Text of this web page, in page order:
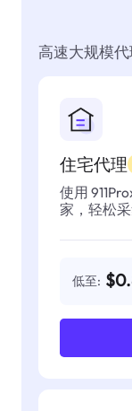
高速大规模
住宅代理
使用
家，轻松
低至: